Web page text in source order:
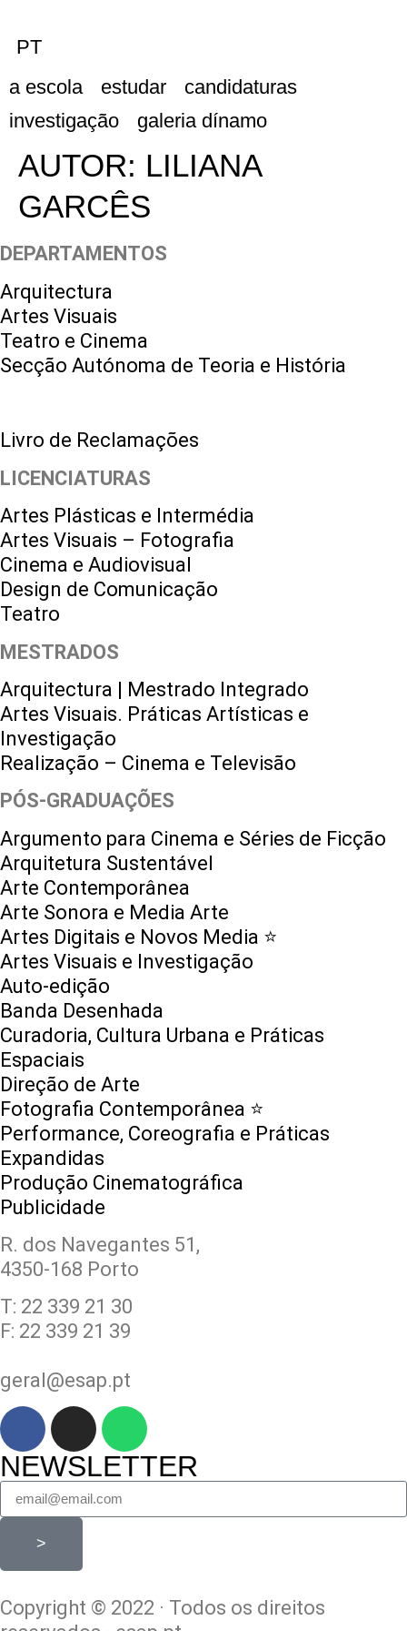
PT
a escola
estudar
candidaturas
investigação
galeria dínamo
AUTOR: LILIANA
GARCÊS
DEPARTAMENTOS
Arquitectura
Artes Visuais
Teatro e Cinema
Secção Autónoma de Teoria e História
Livro de Reclamações
LICENCIATURAS
Artes Plásticas e Intermédia
Artes Visuais – Fotografia
Cinema e Audiovisual
Design de Comunicação
Teatro
MESTRADOS
Arquitectura | Mestrado Integrado
Artes Visuais. Práticas Artísticas e
Investigação
Realização – Cinema e Televisão
PÓS-GRADUAÇÕES
Argumento para Cinema e Séries de Ficção
Arquitetura Sustentável
Arte Contemporânea
Arte Sonora e Media Arte
Artes Digitais e Novos Media ⭐️
Artes Visuais e Investigação
Auto-edição
Banda Desenhada
Curadoria, Cultura Urbana e Práticas
Espaciais
Direção de Arte
Fotografia Contemporânea ⭐️
Performance, Coreografia e Práticas
Expandidas
Produção Cinematográfica
Publicidade
R. dos Navegantes 51,
4350-168 Porto
T: 22 339 21 30
F: 22 339 21 39
geral@esap.pt
NEWSLETTER
>
Copyright © 2022 · Todos os direitos